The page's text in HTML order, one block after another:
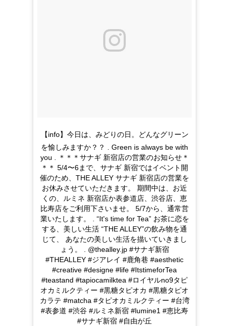
【info】今日は、みどりの日。どんなグリーン
を愉しみますか？？ . Green is always be with
you . ＊＊＊サナギ 新宿店の営業のお知らせ＊
＊＊ 5/4〜6まで、サナギ 新宿ではイベント開
催のため、THE ALLEY サナギ 新宿店の営業を
お休みさせていただきます。 期間中は、お近
くの、ルミネ 新宿店か表参道店、渋谷店、恵
比寿店をご利用下さいませ。 5/7から、通常営
業いたします。 . “It's time for Tea” お茶に恋を
する、美しい生活 “THE ALLEY”の飲み物を通
じて、 あなたの美しい生活を描いていきまし
ょう。 . @thealley.jp #サナギ新宿
#THEALLEY #ジアレイ #鹿角巷 #aesthetic
#creative #designe #life #ItstimeforTea
#teastand #tapiocamilktea #ロイヤルno9タピ
オカミルクティー #黒糖タピオカ #黒糖タピオ
カラテ #matcha #タピオカミルクティー #台湾
#表参道 #渋谷 #ルミネ新宿 #lumine1 #恵比寿
#サナギ新宿 #自由が丘